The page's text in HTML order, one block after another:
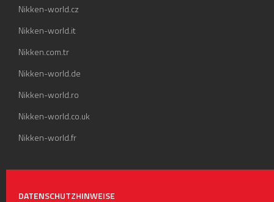
Nikken-world.cz
Nikken-world.it
Nikken.com.tr
Nikken-world.de
Nikken-world.ro
Nikken-world.co.uk
Nikken-world.fr
DATENSCHUTZHINWEISE